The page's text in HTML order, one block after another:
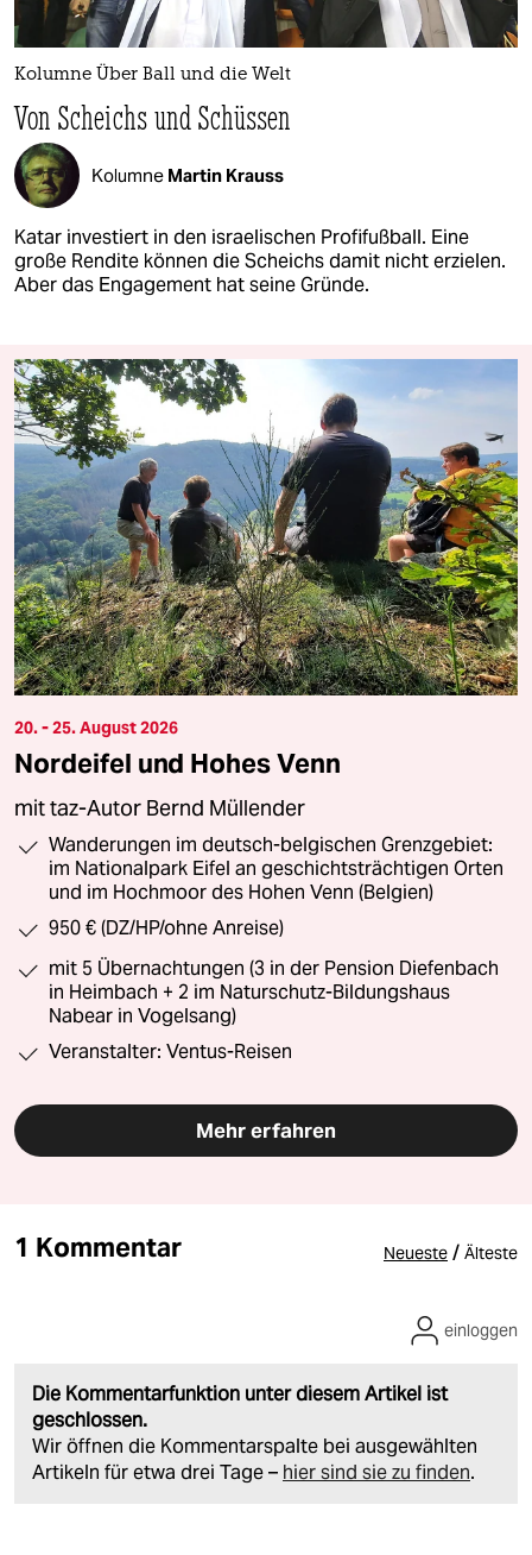
Kolumne Über Ball und die Welt
Von Scheichs und Schüssen
Kolumne Martin Krauss
Katar investiert in den israelischen Profifußball. Eine
große Rendite können die Scheichs damit nicht erzielen.
Aber das Engagement hat seine Gründe.
20. - 25. August 2026
Nordeifel und Hohes Venn
mit taz-Autor Bernd Müllender
Wanderungen im deutsch-belgischen Grenzgebiet:
im Nationalpark Eifel an geschichtsträchtigen Orten
und im Hochmoor des Hohen Venn (Belgien)
950 € (DZ/HP/ohne Anreise)
mit 5 Übernachtungen (3 in der Pension Diefenbach
in Heimbach + 2 im Naturschutz-Bildungshaus
Nabear in Vogelsang)
Veranstalter: Ventus-Reisen
Mehr erfahren
1 Kommentar Neueste / Älteste
Die Kommentarfunktion unter diesem Artikel ist
geschlossen.
Wir öffnen die Kommentarspalte bei ausgewählten
Artikeln für etwa drei Tage – hier sind sie zu finden.
einloggen